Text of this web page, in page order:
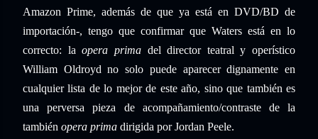
Amazon Prime, además de que ya está en DVD/BD de
importación-, tengo que confirmar que Waters está en lo
correcto: laopera primadel director teatral y operístico
William Oldroyd no solo puede aparecer dignamente en
cualquier lista de lo mejor de este año, sino que también es
una perversa pieza de acompañamiento/contraste de la
también opera prima dirigida por Jordan Peele.